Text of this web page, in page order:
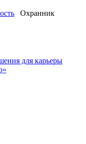
Охранник
для карьеры